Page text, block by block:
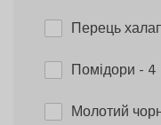
Перець
Помідори - 4
Молотий